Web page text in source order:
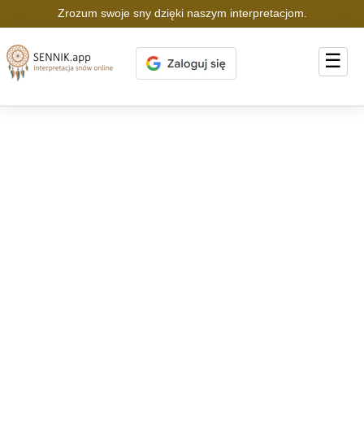
Zrozum swoje sny dzięki naszym interpretacjom.
☰